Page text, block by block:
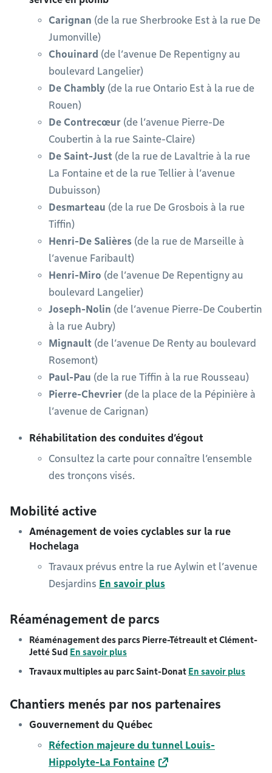
Carignan (de la rue Sherbrooke Est à la rue De
Jumonville)
Chouinard (de l’avenue De Repentigny au
boulevard Langelier)
De Chambly (de la rue Ontario Est à la rue de
Rouen)
De Contrecœur (de l’avenue Pierre-De
Coubertin à la rue Sainte-Claire)
De Saint-Just (de la rue de Lavaltrie à la rue
La Fontaine et de la rue Tellier à l’avenue
Dubuisson)
Desmarteau (de la rue De Grosbois à la rue
Tiffin)
Henri-De Salières (de la rue de Marseille à
l’avenue Faribault)
Henri-Miro (de l’avenue De Repentigny au
boulevard Langelier)
Joseph-Nolin (de l’avenue Pierre-De Coubertin
à la rue Aubry)
Mignault (de l’avenue De Renty au boulevard
Rosemont)
Paul-Pau (de la rue Tiffin à la rue Rousseau)
Pierre-Chevrier (de la place de la Pépinière à
l’avenue de Carignan)
Réhabilitation des conduites d’égout
Consultez la carte pour connaître l’ensemble
des tronçons visés.
Mobilité active
Aménagement de voies cyclables sur la rue
Hochelaga
Travaux prévus entre la rue Aylwin et l’avenue
Desjardins En savoir plus
Réaménagement de parcs
Réaménagement des parcs Pierre-Tétreault et Clément-
Jetté Sud En savoir plus
Travaux multiples au parc Saint-Donat En savoir plus
Chantiers menés par nos partenaires
Gouvernement du Québec
Réfection majeure du tunnel Louis-
Hippolyte-La Fontaine